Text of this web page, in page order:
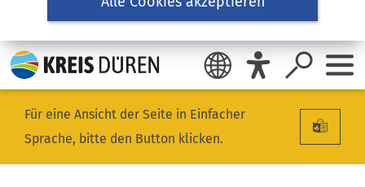
Für eine Ansicht der Seite in Einfacher
Sprache, bitte den Button klicken.